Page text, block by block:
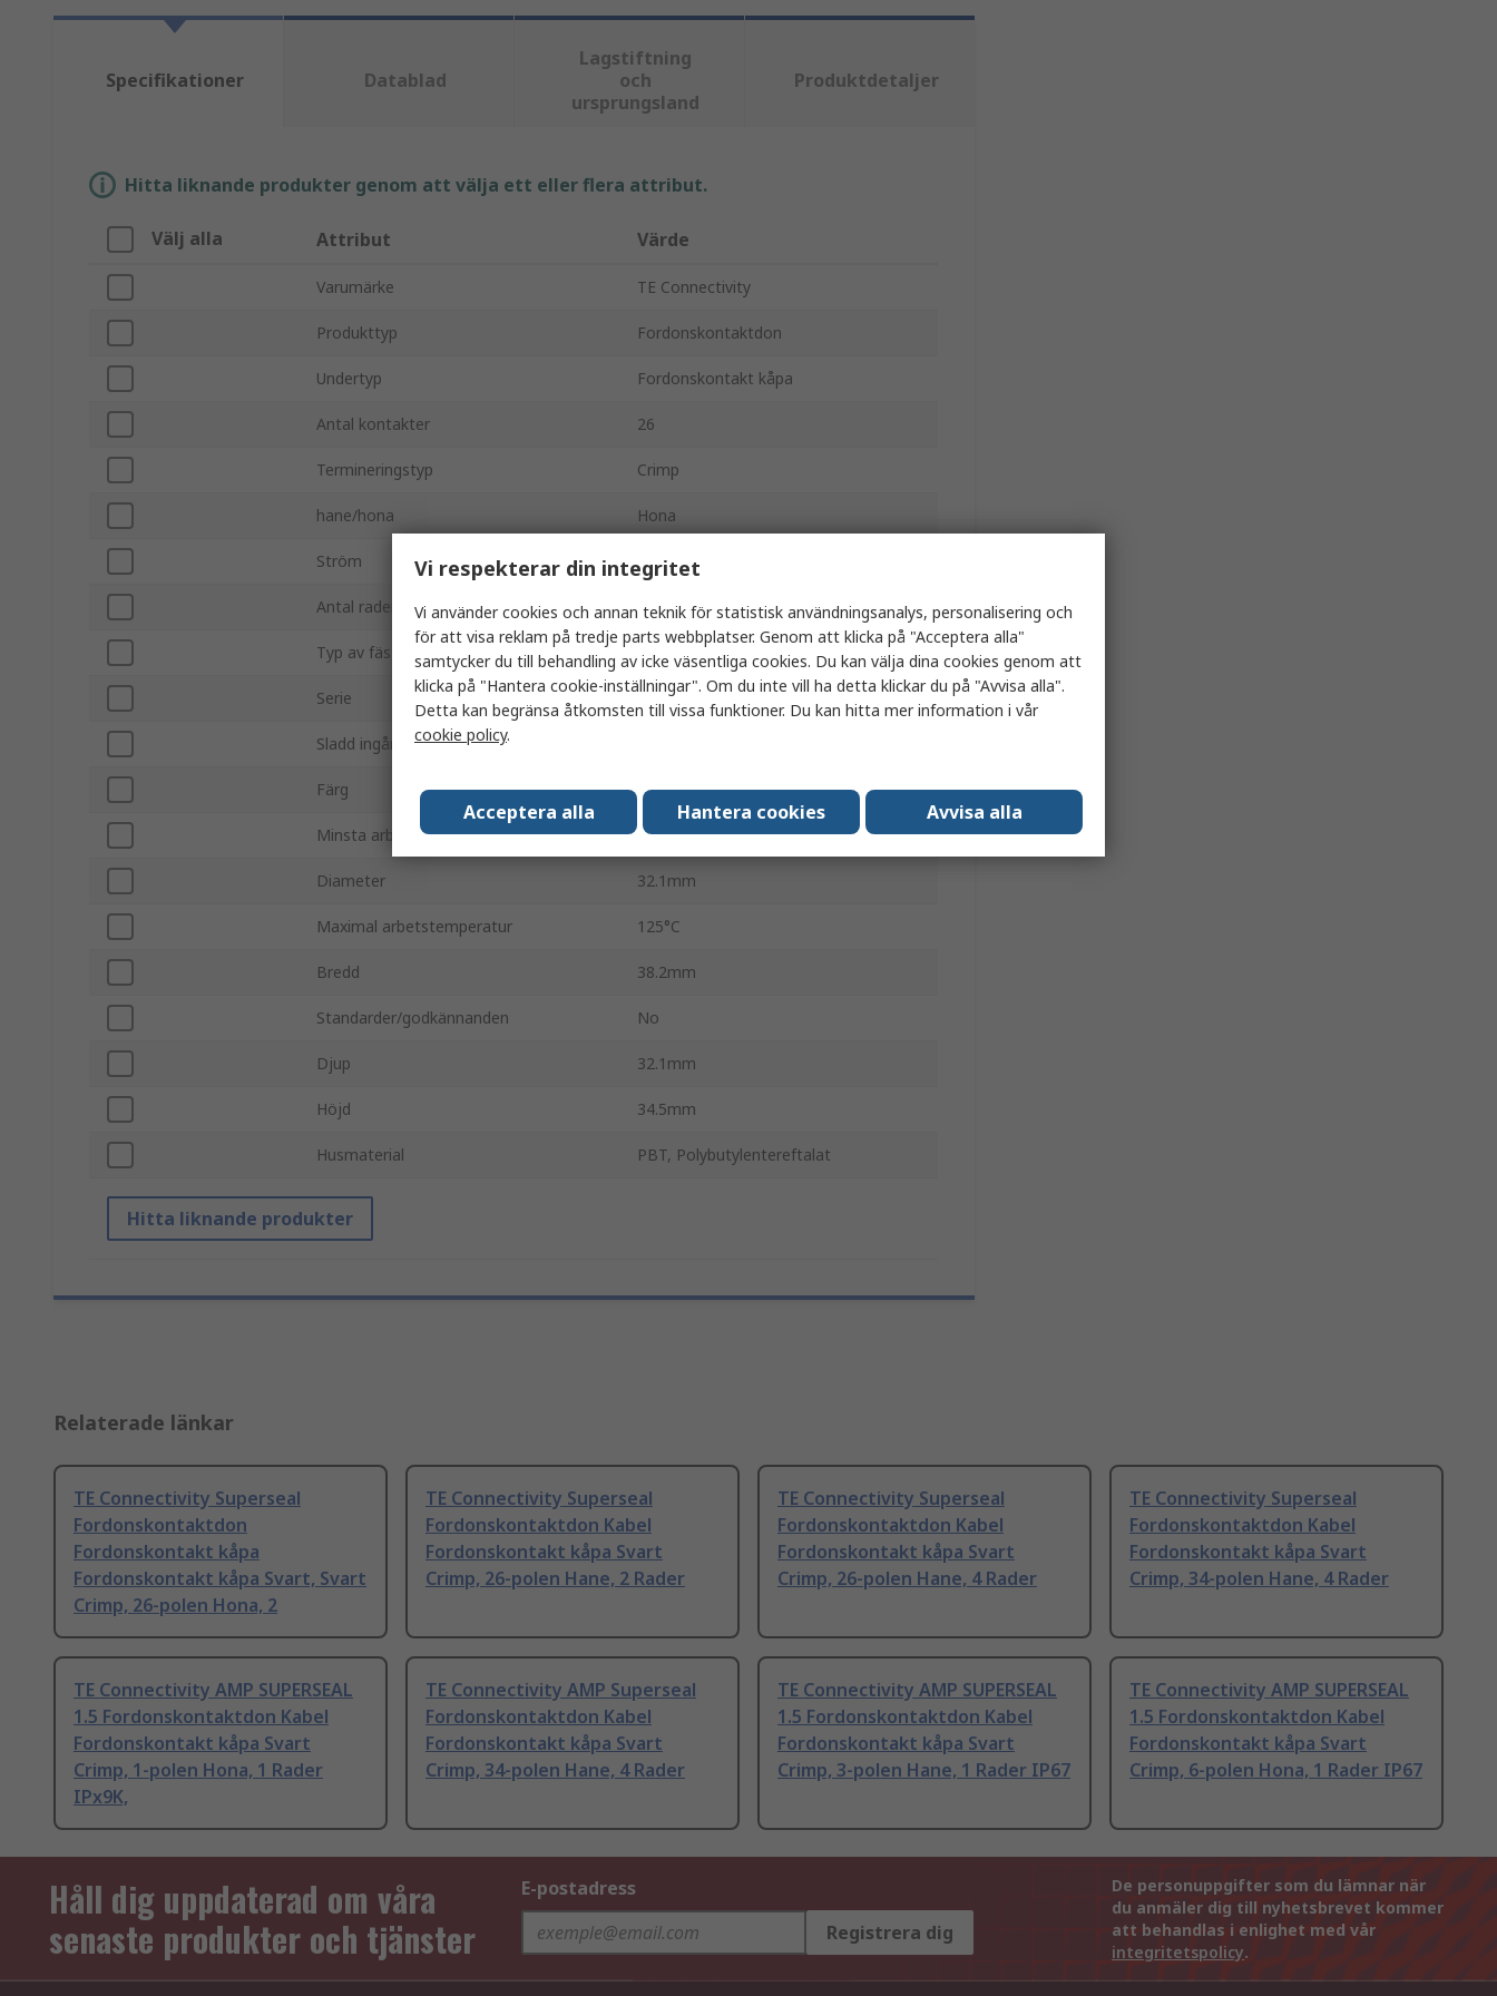
Specifikationer Datablad
Lagstiftning
och
ursprungsland
Produktdetaljer
Hitta liknande produkter genom att välja ett eller flera attribut.
Välj alla Attribut Värde
Varumärke TE Connectivity
Produkttyp Fordonskontaktdon
Undertyp Fordonskontakt kåpa
Antal kontakter 26
Termineringstyp Crimp
hane/hona Hona
Ström 7A
Antal rader 2
Typ av fäste Fordonskontakt kåpa
Serie Superseal
Sladd ingår
Färg Svart, Svart
Minsta arbetsstemperatur -40°C
Diameter 32.1mm
Maximal arbetstemperatur 125°C
Bredd 38.2mm
Standarder/godkännanden No
Djup 32.1mm
Höjd 34.5mm
Husmaterial PBT, Polybutylentereftalat
Hitta liknande produkter
Relaterade länkar
TE Connectivity Superseal
Fordonskontaktdon
Fordonskontakt kåpa
Fordonskontakt kåpa Svart, Svart
Crimp, 26-polen Hona, 2
TE Connectivity Superseal
Fordonskontaktdon Kabel
Fordonskontakt kåpa Svart
Crimp, 26-polen Hane, 2 Rader
TE Connectivity Superseal
Fordonskontaktdon Kabel
Fordonskontakt kåpa Svart
Crimp, 26-polen Hane, 4 Rader
TE Connectivity Superseal
Fordonskontaktdon Kabel
Fordonskontakt kåpa Svart
Crimp, 34-polen Hane, 4 Rader
TE Connectivity AMP SUPERSEAL
1.5 Fordonskontaktdon Kabel
Fordonskontakt kåpa Svart
Crimp, 1-polen Hona, 1 Rader
IPx9K,
TE Connectivity AMP Superseal
Fordonskontaktdon Kabel
Fordonskontakt kåpa Svart
Crimp, 34-polen Hane, 4 Rader
TE Connectivity AMP SUPERSEAL
1.5 Fordonskontaktdon Kabel
Fordonskontakt kåpa Svart
Crimp, 3-polen Hane, 1 Rader IP67
TE Connectivity AMP SUPERSEAL
1.5 Fordonskontaktdon Kabel
Fordonskontakt kåpa Svart
Crimp, 6-polen Hona, 1 Rader IP67
Håll dig uppdaterad om våra
senaste produkter och tjänster
E-postadress
Registrera dig
De personuppgifter som du lämnar när
du anmäler dig till nyhetsbrevet kommer
att behandlas i enlighet med vår
integritetspolicy.
Vi respekterar din integritet
Vi använder cookies och annan teknik för statistisk användningsanalys, personalisering och
för att visa reklam på tredje parts webbplatser. Genom att klicka på "Acceptera alla"
samtycker du till behandling av icke väsentliga cookies. Du kan välja dina cookies genom att
klicka på "Hantera cookie-inställningar". Om du inte vill ha detta klickar du på "Avvisa alla".
Detta kan begränsa åtkomsten till vissa funktioner. Du kan hitta mer information i vår
cookie policy.
Acceptera alla Hantera cookies Avvisa alla